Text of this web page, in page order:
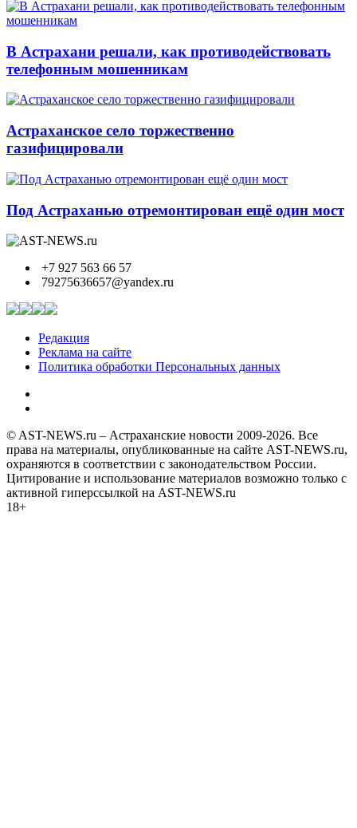
В Астрахани решали, как противодействовать
телефонным мошенникам
Астраханское село торжественно
газифицировали
Под Астраханью отремонтирован ещё один мост
+7 927 563 66 57
79275636657@yandex.ru
Редакция
Реклама на сайте
Политика обработки Персональных данных
© AST-NEWS.ru – Астраханские новости 2009-2026. Все
права на материалы, опубликованные на сайте AST-NEWS.ru,
охраняются в соответствии с законодательством России.
Цитирование и использование материалов возможно только с
активной гиперссылкой на AST-NEWS.ru
18+